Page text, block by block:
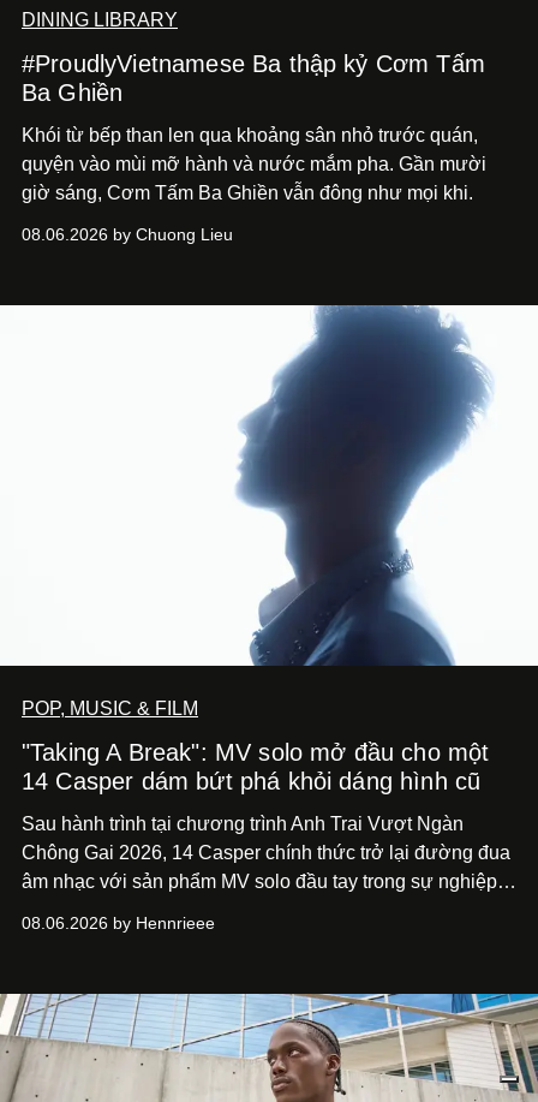
DINING LIBRARY
#ProudlyVietnamese Ba thập kỷ Cơm Tấm
Ba Ghiền
Khói từ bếp than len qua khoảng sân nhỏ trước quán,
quyện vào mùi mỡ hành và nước mắm pha. Gần mười
giờ sáng, Cơm Tấm Ba Ghiền vẫn đông như mọi khi.
08.06.2026 by Chuong Lieu
POP, MUSIC & FILM
"Taking A Break": MV solo mở đầu cho một
14 Casper dám bứt phá khỏi dáng hình cũ
Sau hành trình tại chương trình Anh Trai Vượt Ngàn
Chông Gai 2026, 14 Casper chính thức trở lại đường đua
âm nhạc với sản phẩm MV solo đầu tay trong sự nghiệp -
bước chuyển mình của 14 Casper sau chương trình, mà
của nam nghệ sĩ khi lần đầu tiên anh trình làng một MV
solo được đầu tư toàn diện từ sáng tác, sản xuất, trình
diễn đến hình ảnh.
08.06.2026 by Hennrieee